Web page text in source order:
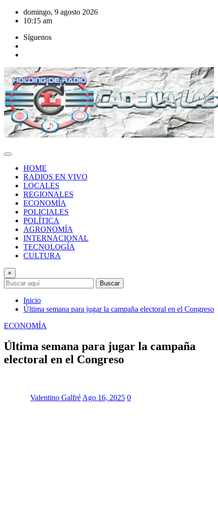
Saltar
domingo, 9 agosto 2026
10:15 am
Síguenos
HOME
RADIOS EN VIVO
LOCALES
REGIONALES
ECONOMÍA
POLICIALES
POLÍTICA
AGRONOMÍA
INTERNACIONAL
TECNOLOGÍA
CULTURA
×
Buscar
Inicio
Última semana para jugar la campaña electoral en el Congreso
ECONOMÍA
Última semana para jugar la campaña
electoral en el Congreso
Valentino Galfré Ago 16, 2025 0